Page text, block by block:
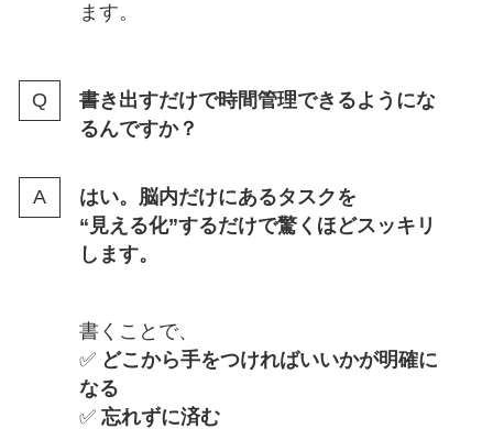
ます。
書き出すだけで時間管理できるようにな
るんですか？
はい。脳内だけにあるタスクを
“見える化”するだけで驚くほどスッキリ
します。
書くことで、
✅ どこから手をつければいいかが明確に
なる
✅ 忘れずに済む